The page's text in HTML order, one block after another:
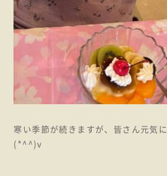
寒い季節が続きますが、皆さん元気
(*^^)v